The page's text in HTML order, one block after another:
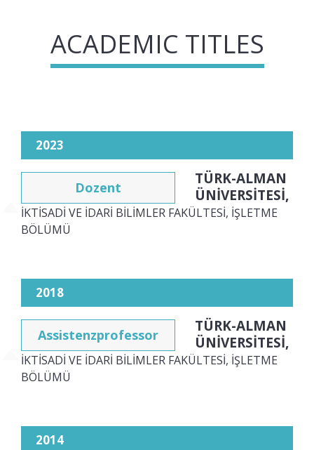
ACADEMIC TITLES
2023
Dozent
TÜRK-ALMAN
ÜNİVERSİTESİ,
İKTİSADİ VE İDARİ BİLİMLER FAKÜLTESİ, İŞLETME
BÖLÜMÜ
2018
Assistenzprofessor
TÜRK-ALMAN
ÜNİVERSİTESİ,
İKTİSADİ VE İDARİ BİLİMLER FAKÜLTESİ, İŞLETME
BÖLÜMÜ
2014